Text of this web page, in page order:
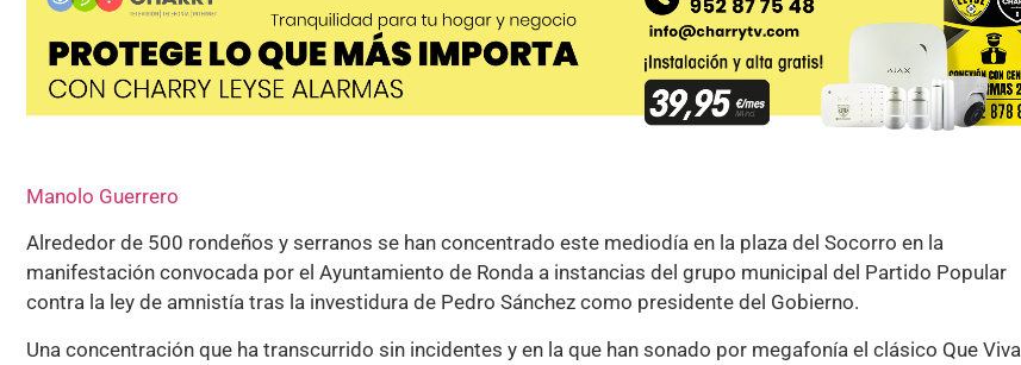
Manolo Guerrero
Alrededor de 500 rondeños y serranos se han concentrado este mediodía en la plaza del Socorro en la
manifestación convocada por el Ayuntamiento de Ronda a instancias del grupo municipal del Partido Popular
contra la ley de amnistía tras la investidura de Pedro Sánchez como presidente del Gobierno.
Una concentración que ha transcurrido sin incidentes y en la que han sonado por megafonía el clásico Que Viva